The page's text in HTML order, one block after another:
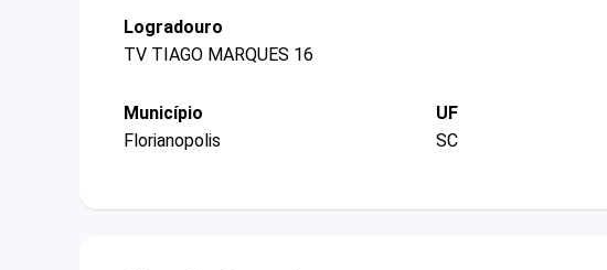
Logradouro
TV TIAGO MARQUES 16
Município
Florianopolis
UF
SC